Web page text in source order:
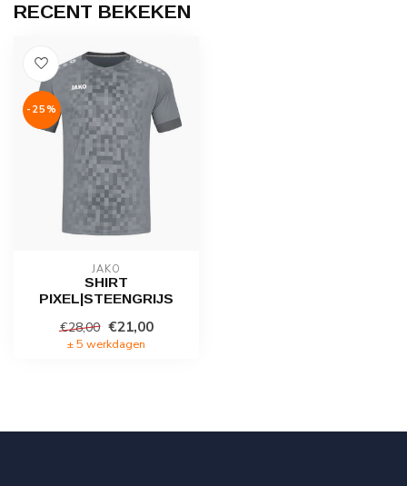
RECENT BEKEKEN
-25%
JAKO
SHIRT
PIXEL|STEENGRIJS
€28,00 €21,00
± 5 werkdagen